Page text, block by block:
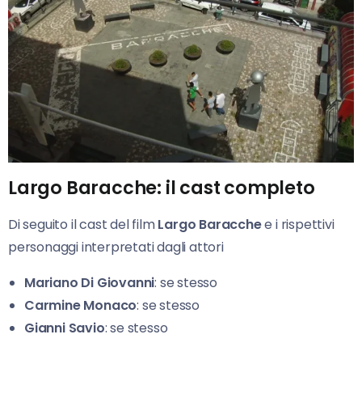
Largo Baracche: il cast completo
Di seguito il cast del filmLargo Baracchee i rispettivi
personaggi interpretati dagli attori
Mariano Di Giovanni: se stesso
CarmineMonaco: se stesso
Gianni Savio: se stesso